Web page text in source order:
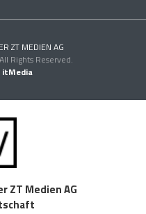
ZT MEDIEN AG
Rights Reserved.
itMedia
ZT Medien AG